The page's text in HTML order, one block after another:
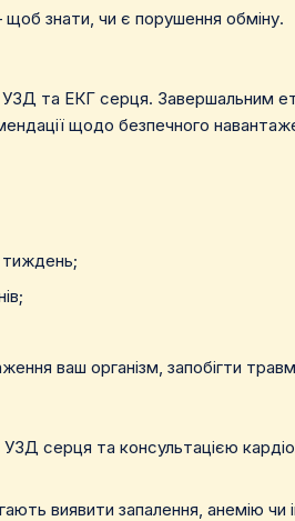
щоб знати, чи є порушення обміну.
та ЕКГ серця. Завершальним
щодо безпечного
тиждень;
ваш організм, запобігти
серця та консультацією
виявити запалення, анемію чи